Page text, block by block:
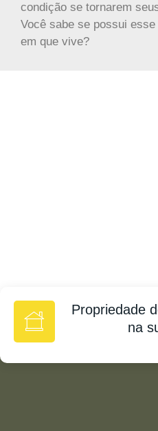
condição se tornarem
Você sabe se possui
em que vive?
Propriedade
na